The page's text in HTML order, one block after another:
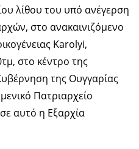
λίθου του υπό ανέγερση
στο ανακαινιζόμενο
Karolyi,
στο κέντρο της
της Ουγγαρίας
Πατριαρχείο
αυτό η Εξαρχία